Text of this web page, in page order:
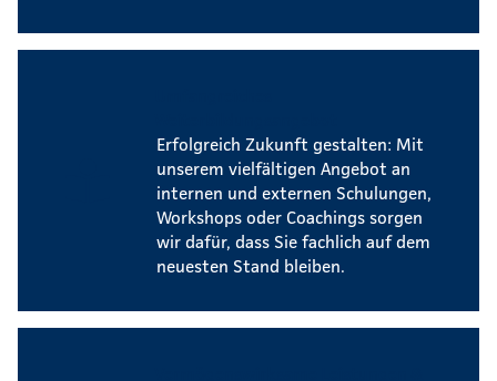
Erfolgreich Zukunft gestalten: Mit
unserem vielfältigen Angebot an
internen und externen Schulungen,
Workshops oder Coachings sorgen
wir dafür, dass Sie fachlich auf dem
neuesten Stand bleiben.